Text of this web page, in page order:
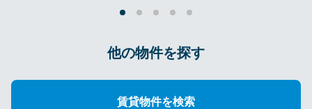
他の物件を探す
賃貸物件を検索